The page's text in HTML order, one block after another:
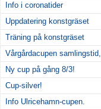
Info i coronatider
Uppdatering konstgräset
Träning på konstgräset
Vårgårdacupen
Ny cup på gång 8/3!
Cup-silver!
Info Ulricehamn-cupen.